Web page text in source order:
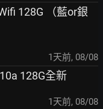
128G （藍or銀
1天前, 08/08
128G全新
1天前, 08/08